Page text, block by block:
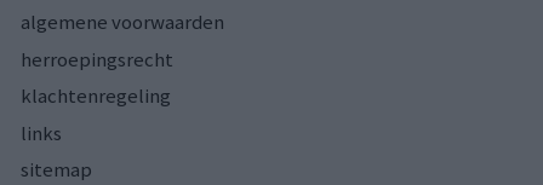
algemene voorwaarden
herroepingsrecht
klachtenregeling
links
sitemap